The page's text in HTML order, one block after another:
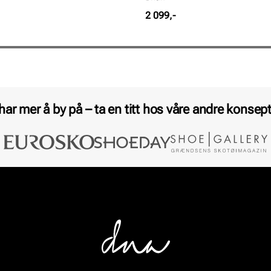
Pris
2 099,-
mer å by på – ta en titt hos våre andre